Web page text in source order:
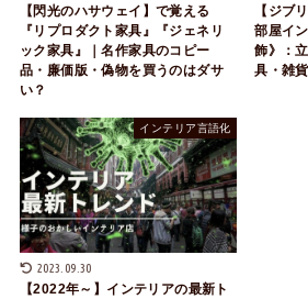
【閃光のハサウェイ】で覚える
『リプロダクト家具』『ジェネリ
ック家具』｜名作家具のコピー
品・廉価版・偽物を買うのはダサ
い？
【ジブ
部屋イ
飾》：
具・雑
インテリア言語化
2023.09.30
【2022年～】インテリアの最新ト